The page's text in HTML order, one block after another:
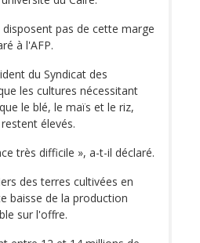
pas de cette marge
à l'AFP.
du Syndicat des
les cultures nécessitant
le blé, le maïs et le riz,
élevés.
très difficile », a-t-il déclaré.
des terres cultivées en
baisse de la production
sur l'offre.